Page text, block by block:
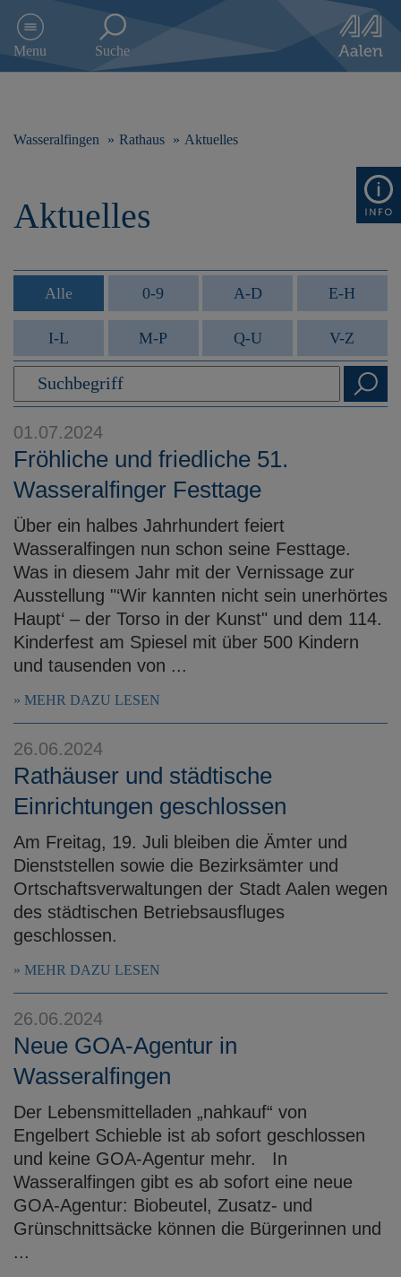
e
h
p
Menu Suche
Wasseralfingen Rathaus Aktuelles
Aktuelles
Alle 0-9 A-D E-H
I-L M-P Q-U V-Z
01.07.2024
Fröhliche und friedliche 51.
Wasseralfinger Festtage
Über ein halbes Jahrhundert feiert
Wasseralfingen nun schon seine Festtage.
Was in diesem Jahr mit der Vernissage zur
Ausstellung "‘Wir kannten nicht sein unerhörtes
Haupt‘ – der Torso in der Kunst" und dem 114.
Kinderfest am Spiesel mit über 500 Kindern
und tausenden von ...
MEHR DAZU LESEN
26.06.2024
Rathäuser und städtische
Einrichtungen geschlossen
Am Freitag, 19. Juli bleiben die Ämter und
Dienststellen sowie die Bezirksämter und
Ortschaftsverwaltungen der Stadt Aalen wegen
des städtischen Betriebsausfluges
geschlossen.
MEHR DAZU LESEN
26.06.2024
Neue GOA-Agentur in
Wasseralfingen
Der Lebensmittelladen „nahkauf“ von
Engelbert Schieble ist ab sofort geschlossen
und keine GOA-Agentur mehr. In
Wasseralfingen gibt es ab sofort eine neue
GOA-Agentur: Biobeutel, Zusatz- und
Grünschnittsäcke können die Bürgerinnen und
...